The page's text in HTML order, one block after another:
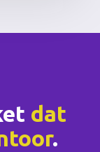
dat
.